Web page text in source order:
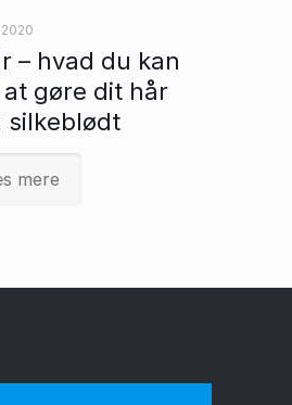
– hvad du kan
gøre dit hår
silkeblødt
mere